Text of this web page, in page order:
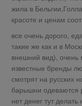
жила в
красоте и ценам
все очень дорого,
такие же как и в
внешний вид), очень
известные бренды
смотрят на русских
барышни одеваются
нет денег тут